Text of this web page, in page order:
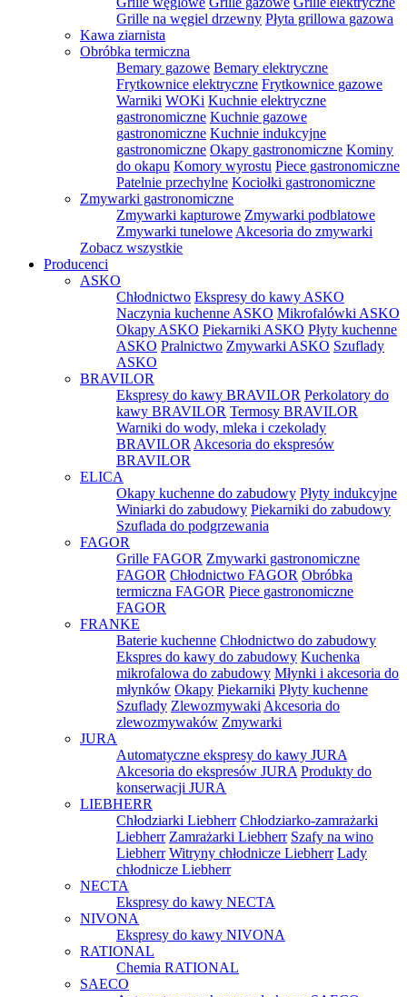
Grille na węgiel drzewny Płyta grillowa gazowa
Kawa ziarnista
Obróbka termiczna
Bemary gazowe Bemary elektryczne
Frytkownice elektryczne Frytkownice gazowe
Warniki WOKi Kuchnie elektryczne
gastronomiczne Kuchnie gazowe
gastronomiczne Kuchnie indukcyjne
gastronomiczne Okapy gastronomiczne Kominy
do okapu Komory wyrostu Piece gastronomiczne
Patelnie przechylne Kociołki gastronomiczne
Zmywarki gastronomiczne
Zmywarki kapturowe Zmywarki podblatowe
Zmywarki tunelowe Akcesoria do zmywarki
Zobacz wszystkie
Producenci
ASKO
Chłodnictwo Ekspresy do kawy ASKO
Naczynia kuchenne ASKO Mikrofalówki ASKO
Okapy ASKO Piekarniki ASKO Płyty kuchenne
ASKO Pralnictwo Zmywarki ASKO Szuflady
ASKO
BRAVILOR
Ekspresy do kawy BRAVILOR Perkolatory do
kawy BRAVILOR Termosy BRAVILOR
Warniki do wody, mleka i czekolady
BRAVILOR Akcesoria do ekspresów
BRAVILOR
ELICA
Okapy kuchenne do zabudowy Płyty indukcyjne
Winiarki do zabudowy Piekarniki do zabudowy
Szuflada do podgrzewania
FAGOR
Grille FAGOR Zmywarki gastronomiczne
FAGOR Chłodnictwo FAGOR Obróbka
termiczna FAGOR Piece gastronomiczne
FAGOR
FRANKE
Baterie kuchenne Chłodnictwo do zabudowy
Ekspres do kawy do zabudowy Kuchenka
mikrofalowa do zabudowy Młynki i akcesoria do
młynków Okapy Piekarniki Płyty kuchenne
Szuflady Zlewozmywaki Akcesoria do
zlewozmywaków Zmywarki
JURA
Automatyczne ekspresy do kawy JURA
Akcesoria do ekspresów JURA Produkty do
konserwacji JURA
LIEBHERR
Chłodziarki Liebherr Chłodziarko-zamrażarki
Liebherr Zamrażarki Liebherr Szafy na wino
Liebherr Witryny chłodnicze Liebherr Lady
chłodnicze Liebherr
NECTA
Ekspresy do kawy NECTA
NIVONA
Ekspresy do kawy NIVONA
RATIONAL
Chemia RATIONAL
SAECO